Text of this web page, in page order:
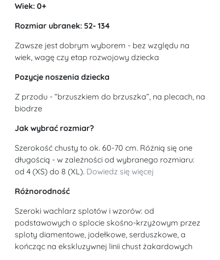
Wiek: 0+
Rozmiar ubranek: 52- 134
Zawsze jest dobrym wyborem - bez względu na
wiek, wagę czy etap rozwojowy dziecka
Pozycje noszenia dziecka
Z przodu - “brzuszkiem do brzuszka”, na plecach, na
biodrze
Jak wybrać rozmiar?
Szerokość chusty to ok. 60-70 cm. Różnią się one
długością - w zależności od wybranego rozmiaru:
od 4 (XS) do 8 (XL). Dowiedz się więcej
Różnorodność
Szeroki wachlarz splotów i wzorów: od
podstawowych o splocie skośno-krzyżowym przez
sploty diamentowe, jodełkowe, serduszkowe, a
kończąc na ekskluzywnej linii chust żakardowych